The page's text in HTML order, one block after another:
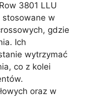
3801 LLU
stosowane w
gdzie
Ich
wytrzymać
co z kolei
oraz w